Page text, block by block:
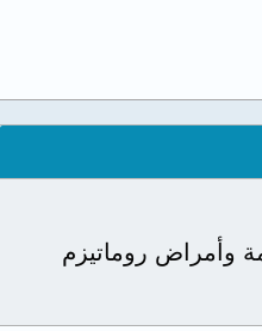
وأمراض روماتيزم